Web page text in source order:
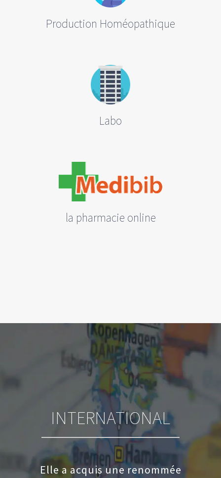
Production Homéopathique
Labo
la pharmacie online
INTERNATIONAL
Elle a acquis une renommée